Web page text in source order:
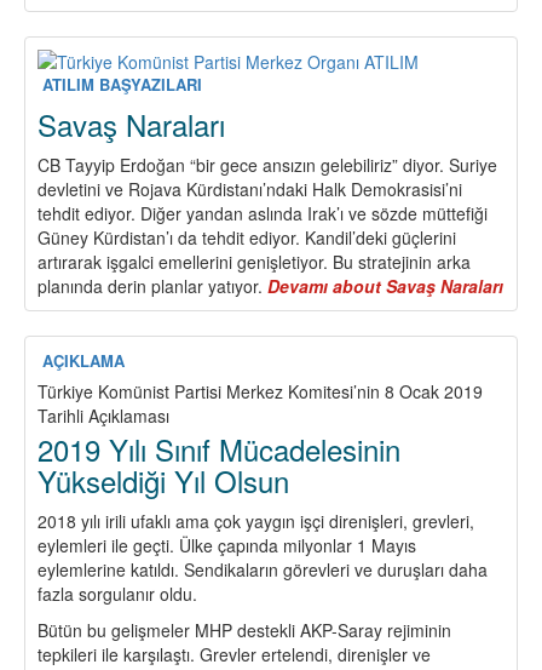
ATILIM BAŞYAZILARI
Savaş Naraları
CB Tayyip Erdoğan “bir gece ansızın gelebiliriz” diyor. Suriye
devletini ve Rojava Kürdistanı’ndaki Halk Demokrasisi’ni
tehdit ediyor. Diğer yandan aslında Irak’ı ve sözde müttefiği
Güney Kürdistan’ı da tehdit ediyor. Kandil’deki güçlerini
artırarak işgalci emellerini genişletiyor. Bu stratejinin arka
planında derin planlar yatıyor. Devamı about Savaş Naraları
AÇIKLAMA
Türkiye Komünist Partisi Merkez Komitesi’nin 8 Ocak 2019
Tarihli Açıklaması
2019 Yılı Sınıf Mücadelesinin
Yükseldiği Yıl Olsun
2018 yılı irili ufaklı ama çok yaygın işçi direnişleri, grevleri,
eylemleri ile geçti. Ülke çapında milyonlar 1 Mayıs
eylemlerine katıldı. Sendikaların görevleri ve duruşları daha
fazla sorgulanır oldu.
Bütün bu gelişmeler MHP destekli AKP-Saray rejiminin
tepkileri ile karşılaştı. Grevler ertelendi, direnişler ve